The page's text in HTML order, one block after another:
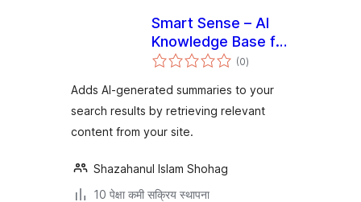
Smart Sense – AI
Knowledge Base for
Posts, Pages, and
(0एकूण
मूल्यांकन
)
Adds AI-generated summaries to your
search results by retrieving relevant
content from your site.
Shazahanul Islam Shohag
10 पेक्षा कमी सक्रिय स्थापना